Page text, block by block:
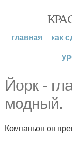
главная как
Йорк -
модный.
Компаньон он